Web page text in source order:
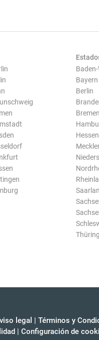
Bayern
Berlin
Bremen
Hessen
legal | Términos y
| Configuración de